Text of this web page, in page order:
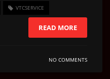
VTCSERVICE
READ MORE
NO COMMENTS